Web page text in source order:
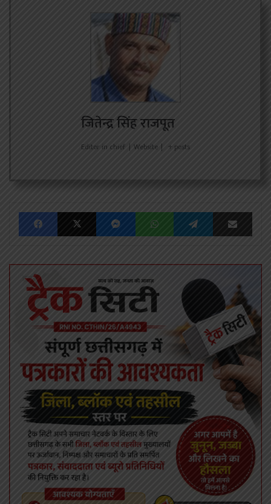
जितेन्द्र सिंह राजपूत
Editor in chief | Website | + posts
FacebookX MessengerWhatsAppTelegram Share via Email